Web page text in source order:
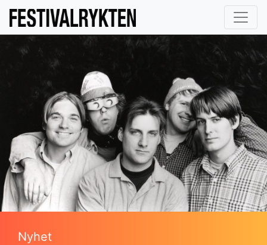
Nyhet